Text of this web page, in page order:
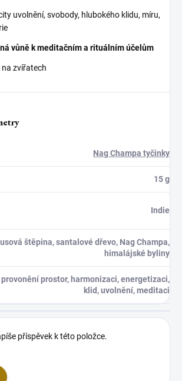
uvolnění, svobody, hlubokého klidu, míru,
vůně k meditačním a rituálním účelům
zvířatech
Nag Champa tyčinky
15 g
Indie
štěpina, santalové dřevo, Nag Champa,
himalájské byliny
prostor, harmonizaci, energetizaci,
klid, uvolnění, meditaci
příspěvek k této položce.